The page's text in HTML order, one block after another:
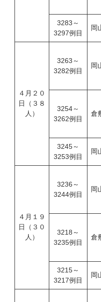
3283～
3297例目
岡
４月２０
日（３８
人）
3263～
3282例目
岡
3254～
3262例目
倉
3245～
3253例目
岡
４月１９
日（３０
人）
3236～
3244例目
岡
3218～
3235例目
倉
3215～
3217例目
岡